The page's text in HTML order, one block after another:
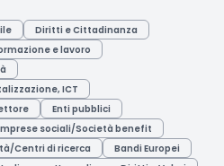
Diritti e Cittadinanza
e lavoro
ICT
Enti pubblici
sociali/Società benefit
Centri di ricerca
Bandi Europei